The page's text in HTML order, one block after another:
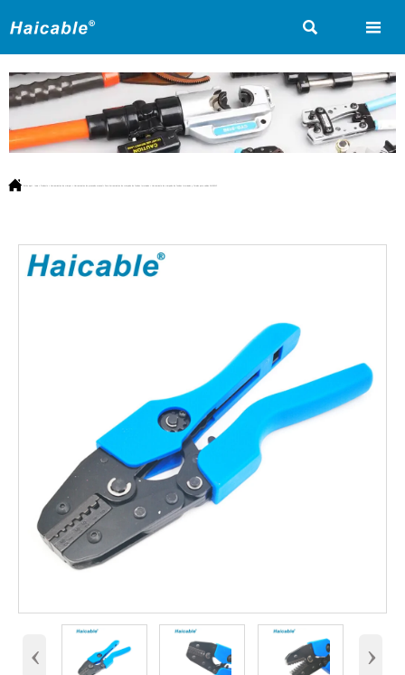
 
 Estás aquí: Producto Para herramientas de crimpado de fundas terminales Herramienta de crimpado de fundas terminales y férulas para cables AN-06WF
‹ ›